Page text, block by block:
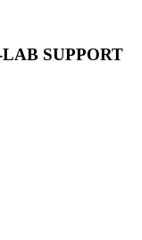
SUPPORT